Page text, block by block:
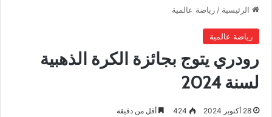
الرئيسية / رياضة عالمية
رياضة عالمية
رودري يتوج بجائزة الكرة الذهبية
لسنة 2024
28 أكتوبر 2024 424 أقل من دقيقة